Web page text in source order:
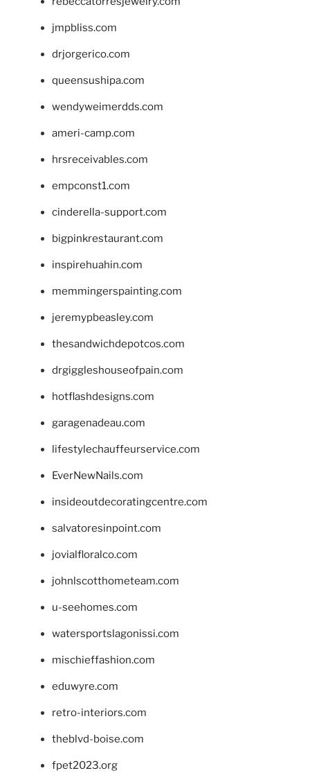
jmpbliss.com
drjorgerico.com
queensushipa.com
wendyweimerdds.com
ameri-camp.com
hrsreceivables.com
empconst1.com
cinderella-support.com
bigpinkrestaurant.com
inspirehuahin.com
memmingerspainting.com
jeremypbeasley.com
thesandwichdepotcos.com
drgiggleshouseofpain.com
hotflashdesigns.com
garagenadeau.com
lifestylechauffeurservice.com
EverNewNails.com
insideoutdecoratingcentre.com
salvatoresinpoint.com
jovialfloralco.com
johnlscotthometeam.com
u-seehomes.com
watersportslagonissi.com
mischieffashion.com
eduwyre.com
retro-interiors.com
theblvd-boise.com
fpet2023.org